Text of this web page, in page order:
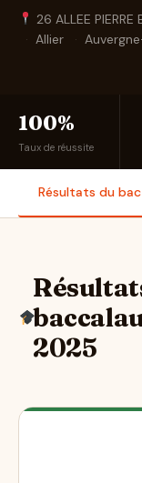
26 ALLEE PIERRE
· Allier ·
100%
Taux de réussite
Résultats du bac
2025